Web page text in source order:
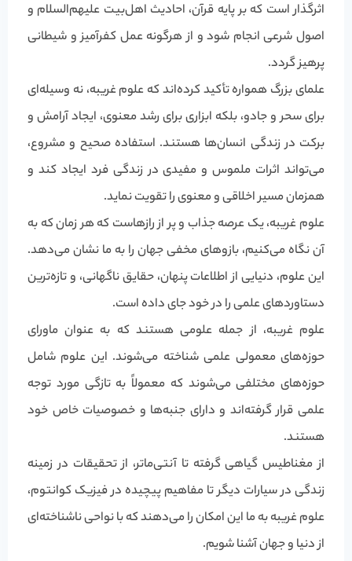
اثرگذار است که بر پایه قرآن، احادیث اهل‌بیت علیهم‌السلام و
اصول شرعی انجام شود و از هرگونه عمل کفرآمیز و شیطانی
پرهیز گردد.
علمای بزرگ همواره تأکید کرده‌اند که علوم غریبه، نه وسیله‌ای
برای سحر و جادو، بلکه ابزاری برای رشد معنوی، ایجاد آرامش و
برکت در زندگی انسان‌ها هستند. استفاده صحیح و مشروع،
می‌تواند اثرات ملموس و مفیدی در زندگی فرد ایجاد کند و
همزمان مسیر اخلاقی و معنوی را تقویت نماید.
علوم غریبه، یک عرصه جذاب و پر از رازهاست که هر زمان که به
آن نگاه می‌کنیم، بازوهای مخفی جهان را به ما نشان می‌دهد.
این علوم، دنیایی از اطلاعات پنهان، حقایق ناگهانی، و تازه‌ترین
دستاوردهای علمی را در خود جای داده است.
علوم غریبه، از جمله علومی هستند که به عنوان ماورای
حوزه‌های معمولی علمی شناخته می‌شوند. این علوم شامل
حوزه‌های مختلفی می‌شوند که معمولاً به تازگی مورد توجه
علمی قرار گرفته‌اند و دارای جنبه‌ها و خصوصیات خاص خود
هستند.
از مغناطیس گیاهی گرفته تا آنتی‌ماتر، از تحقیقات در زمینه
زندگی در سیارات دیگر تا مفاهیم پیچیده در فیزیک کوانتوم،
علوم غریبه به ما این امکان را می‌دهند که با نواحی ناشناخته‌ای
از دنیا و جهان آشنا شویم.